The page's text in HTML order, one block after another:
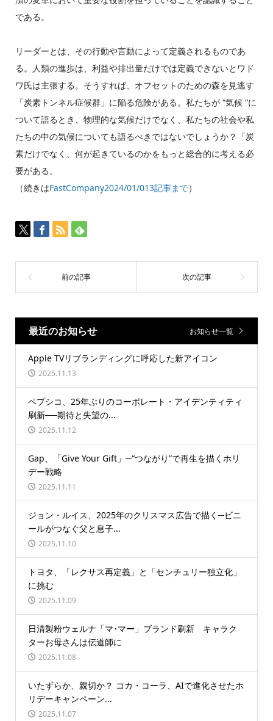
である。
リーダーとは、その行動や言動によって定義されるものであ
る。人類の進歩は、利益や排出量だけでは定義できないとワド
ワ氏は主張する。そうすれば、オフセットのための森を見逃す
「炭素トンネル症候群」に陥る危険がある。私たちが “気候 “に
ついて語るとき、物理的な気候だけでなく、私たちの社会や私
たちの中の気候についても語るべきではないでしょうか？「炭
素だけでなく、何が起きているのかをもっと総合的に考える必
要がある。
（続きはFastCompany2024/01/013記事まで）
最近のお知らせ お知らせ一覧
Apple TVリブランディングに呼応した新アイコン
2025.11.13
ペプシコ、25年ぶりのコーポレート・アイデンティティ
刷新──期待と失望の...
2025.11.12
Gap、「Give Your Gift」─“つながり”で再生を描くホリ
デー戦略
2025.11.11
ジョン・ルイス、2025年のクリスマス広告で描く─ビニ
ールがつなぐ父と息子...
2025.11.10
トヨタ、「レクサス再定義」と「センチュリー独立化」
に挑む
2025.11.09
日清製粉ウェルナ「マ･マー」ブランド刷新 キャラク
ターお母さんは伝道師に
2025.11.08
いたずらか、親切か？ コカ・コーラ、AIで進化させたホ
リデーキャンペーン...
2025.11.07